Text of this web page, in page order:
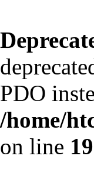
PDO
/home/
on line 19